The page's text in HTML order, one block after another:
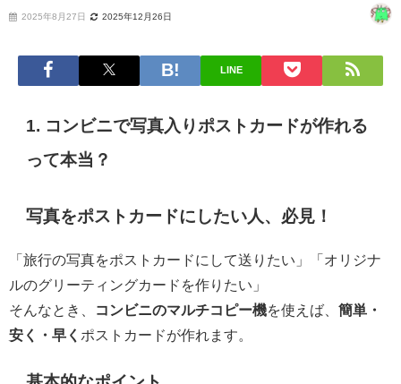
2025年8月27日 2025年12月26日
LINE
1. コンビニで写真入りポストカードが作れる
って本当？
写真をポストカードにしたい人、必見！
「旅行の写真をポストカードにして送りたい」「オリジナ
ルのグリーティングカードを作りたい」
そんなとき、
コンビニのマルチコピー機を使えば、 簡単・
安く・早く ポストカードが作れます。